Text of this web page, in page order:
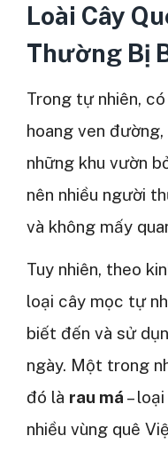
Loài Cây
Thường Bị
Trong tự nhiên,
hoang ven
những khu vườn
nên nhiều người
và không mấy
Tuy nhiên, theo
loại cây mọc tự
biết đến và sử
ngày. Một trong
đó là rau má –
nhiều vùng quê